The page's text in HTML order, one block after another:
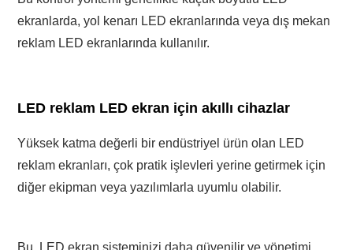
ekranlarda, yol kenarı LED ekranlarında veya dış mekan
reklam LED ekranlarında kullanılır.
LED reklam LED ekran için akıllı cihazlar
Yüksek katma değerli bir endüstriyel ürün olan LED
reklam ekranları, çok pratik işlevleri yerine getirmek için
diğer ekipman veya yazılımlarla uyumlu olabilir.
Bu, LED ekran sisteminizi daha güvenilir ve yönetimi